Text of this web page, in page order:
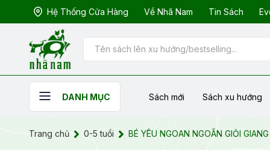
Hệ Thống Cửa Hàng Về Nhã Nam Tin Sách
DANH MỤC Sách mới Sách xu hướng
Trang chủ 0-5 tuổi BÉ YÊU NGOAN NGOÃN GIỎI